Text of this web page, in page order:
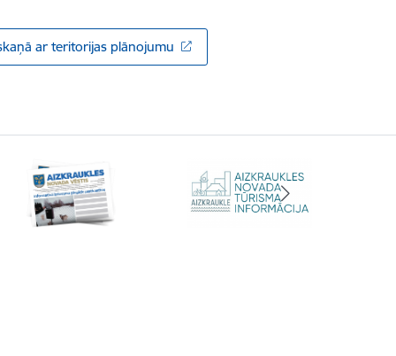
ar teritorijas plānojumu